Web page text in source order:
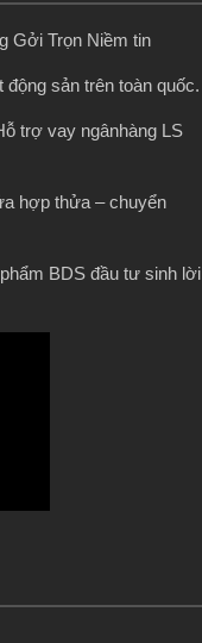
Gởi Trọn Niềm tin
sản trên toàn quốc.
trợ vay ngânhàng LS
hợp thửa – chuyển
BDS đầu tư sinh lời